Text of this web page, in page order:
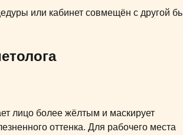
или кабинет совмещён с другой
лицо более жёлтым и маскирует
оттенка. Для рабочего места